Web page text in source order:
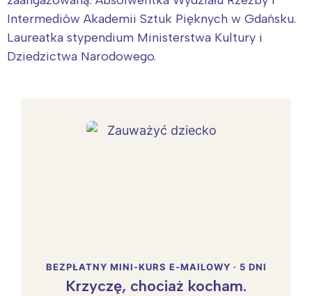
Intermediów Akademii Sztuk Pięknych w Gdańsku.
Laureatka stypendium Ministerstwa Kultury i
Dziedzictwa Narodowego.
BEZPŁATNY MINI-KURS E-MAILOWY · 5 DNI
Krzyczę, chociaż kocham.